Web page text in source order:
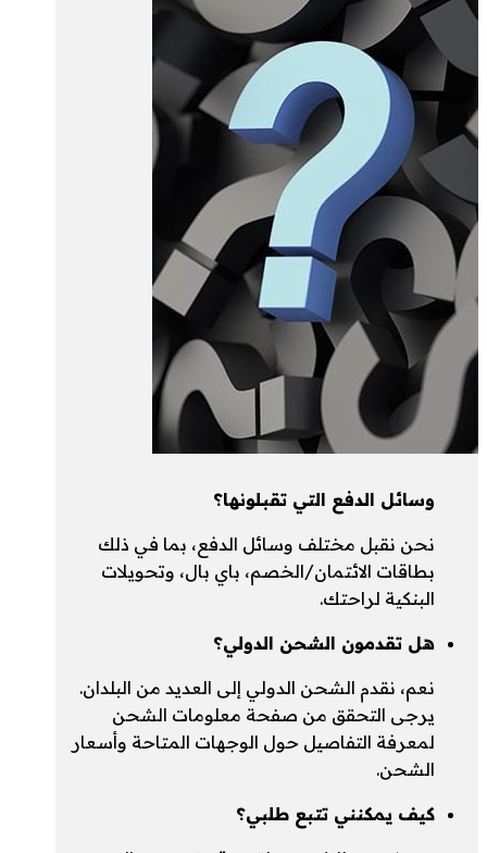
وسائل الدفع التي تقبلونها؟
نحن نقبل مختلف وسائل الدفع، بما في ذلك
بطاقات الائتمان/الخصم، باي بال، وتحويلات
البنكية لراحتك.
هل تقدمون الشحن الدولي؟
نعم، نقدم الشحن الدولي إلى العديد من البلدان.
يرجى التحقق من صفحة معلومات الشحن
لمعرفة التفاصيل حول الوجهات المتاحة وأسعار
الشحن.
كيف يمكنني تتبع طلبي؟